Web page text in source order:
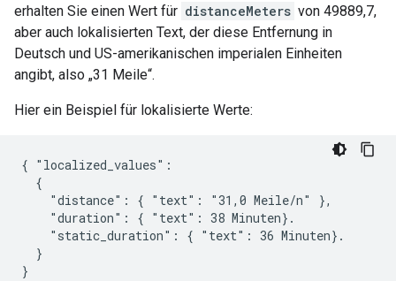
erhalten Sie einen Wert für distanceMeters von 49889,7,
aber auch lokalisierten Text, der diese Entfernung in
Deutsch und US-amerikanischen imperialen Einheiten
angibt, also „31 Meile“.
Hier ein Beispiel für lokalisierte Werte:
{ "localized_values":
  {
    "distance": { "text": "31,0 Meile/n" },
    "duration": { "text": 38 Minuten}.
    "static_duration": { "text": 36 Minuten}.
  }
}